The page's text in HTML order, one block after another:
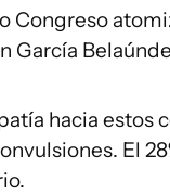
Congreso
García
hacia estos
El